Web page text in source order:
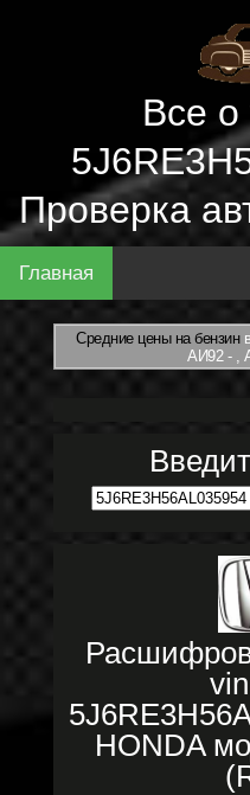
Все о
Проверка
Главная
Средние цены на бензин
АИ92 - ,
HONDA